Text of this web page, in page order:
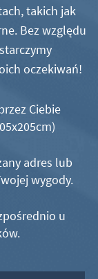
takich jak
Bez względu
oczekiwań!
Ciebie
adres lub
wygody.
u